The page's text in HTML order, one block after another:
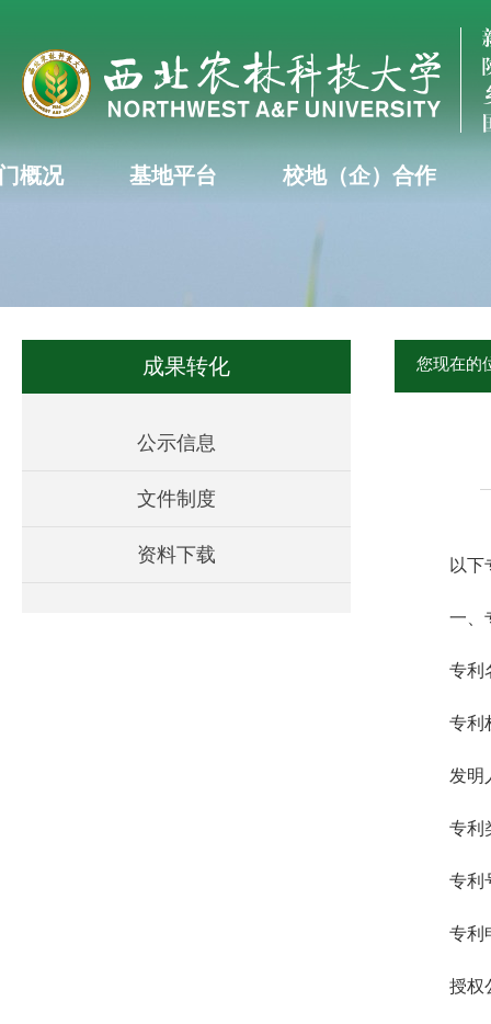
概况 基地平台 校地（企）合作
成果转化
公示信息
文件制度
资料下载
您现在的
以
一、
专利
专利
发明
专利
专利
专利
授权